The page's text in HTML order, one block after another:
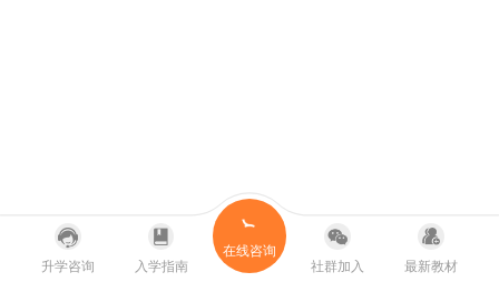
升学咨询 入学指南
在线咨询
社群加入
最新教材